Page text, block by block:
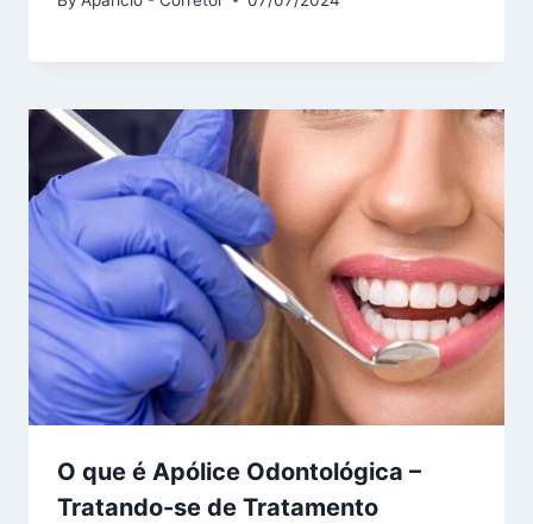
O que é Apólice Odontológica –
Tratando-se de Tratamento